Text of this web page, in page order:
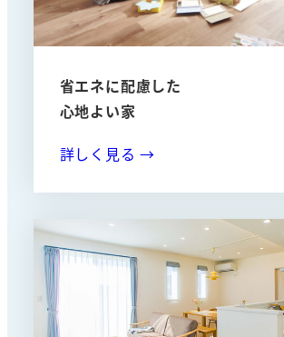
省エネに配慮した
心地よい家
詳しく見る →